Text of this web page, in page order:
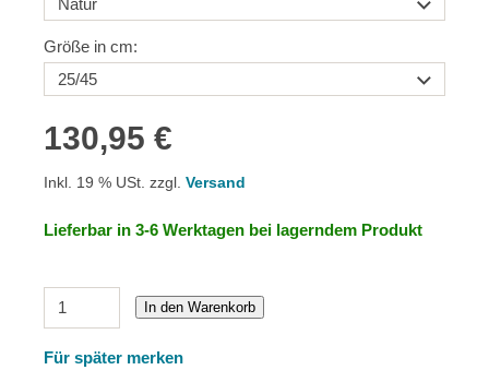
Größe in cm:
130,95 €
Inkl. 19 % USt. zzgl. Versand
Lieferbar in 3-6 Werktagen bei lagerndem Produkt
In den Warenkorb
Für später merken